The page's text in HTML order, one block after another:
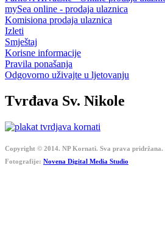
mySea online - prodaja ulaznica
Komisiona prodaja ulaznica
Izleti
Smještaj
Korisne informacije
Pravila ponašanja
Odgovorno uživajte u ljetovanju
Tvrđava Sv. Nikole
Copyright © 2014. NP Kornati. Sva prava
Fotografije: Novena Digital Media Studio